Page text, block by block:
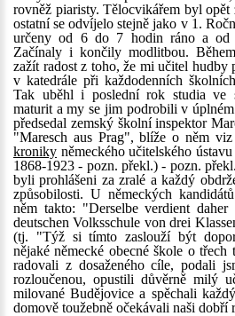
rovněž piaristy. Tělocvikářem byl opět
ostatní se odvíjelo stejně jako v 1.
určeny od 6 do 7 hodin ráno a od
Začínaly i končily modlitbou.
zažít radost z toho, že mi učitel hudby
v katedrále při každodenních
Tak uběhl i poslední rok studia ve
maturit a my se jim podrobili v
předsedal zemský školní inspektor
"Maresch aus Prag", blíže o něm viz
kroniky německého učitelského
1868-1923 - pozn. překl.) - pozn.
byli prohlášeni za zralé a každý
způsobilosti. U německých
něm takto: "Derselbe verdient
deutschen Volksschule von drei
(tj. "Týž si tímto zaslouží být
nějaké německé obecné škole o
radovali z dosaženého cíle, podali
rozloučenou, opustili důvěrně milý
milované Budějovice a spěchali
domově toužebně očekávali naši dobří